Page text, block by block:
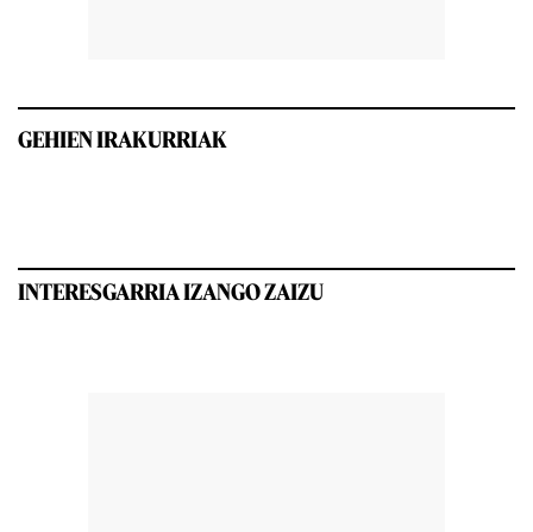
GEHIEN IRAKURRIAK
INTERESGARRIA IZANGO ZAIZU